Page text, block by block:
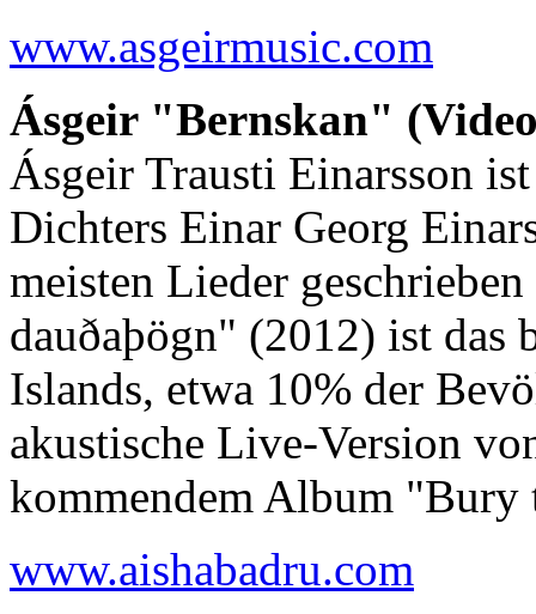
www.asgeirmusic.com
Ásgeir "Bernskan"
Ásgeir Trausti Einarsson
Dichters Einar Georg
meisten Lieder
dauðaþögn" (2012) ist das
Islands, etwa 10% der
akustische Live-Version
kommendem Album
www.aishabadru.com